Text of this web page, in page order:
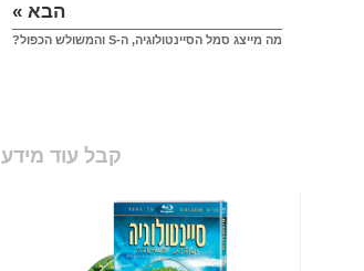
הבא »
מה מייצג סמל הסיינטולוגיה, ה-S והמשולש הכפול?
קבל עוד מידע